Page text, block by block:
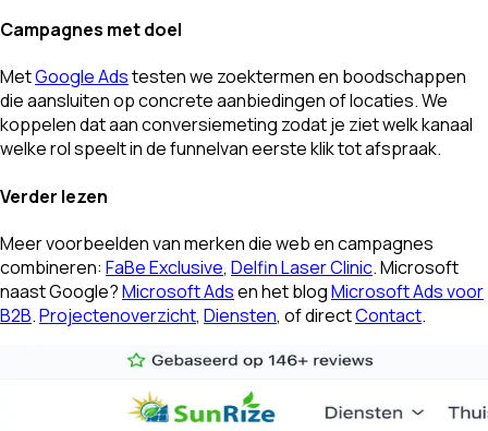
Campagnes met doel
MetGoogle Adstesten we zoektermen en boodschappen
die aansluiten op concrete aanbiedingen of locaties. We
koppelen dat aan conversiemeting zodat je ziet welk kanaal
welke rol speelt in de funnelvan eerste klik tot afspraak.
Verder lezen
Meer voorbeelden van merken die web en campagnes
combineren: FaBe Exclusive, Delfin Laser Clinic. Microsoft
naast Google?Microsoft Adsen het blogMicrosoft Ads voor
B2B.Projectenoverzicht, Diensten, of directContact.